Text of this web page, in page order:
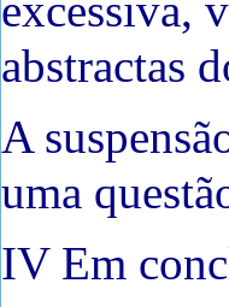
excessiva,
abstractas
A
uma
IV Em